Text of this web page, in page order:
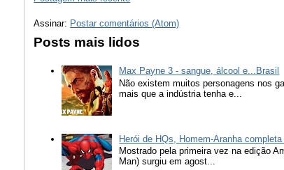
Assinar: Postar comentários (Atom)
Posts mais lidos
Max Payne 3 - sangue, álcool e...Brasil
Não existem muitos personagens nos
mais que a indústria tenha e...
Herói de HQs, Homem-Aranha
Mostrado pela primeira vez na edição
Man) surgiu em agost...